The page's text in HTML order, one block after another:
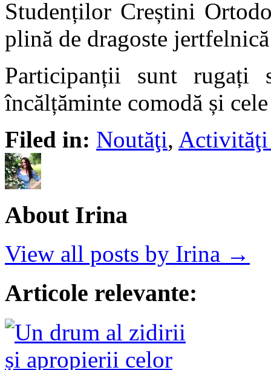
Studenților Creștini
plină de dragoste
Participanții sunt rugați
încălțăminte comodă și
Filed in: Noutăţi, Activităţi
About Irina
View all posts by Irina →
Articole relevante: